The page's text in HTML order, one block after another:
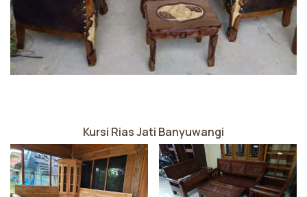
Kursi Rias Jati Banyuwangi